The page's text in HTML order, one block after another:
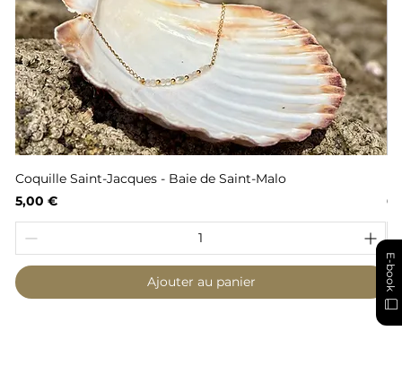
Coquille Saint-Jacques - Baie de Saint-Malo
Prix
5,00 €
Ajouter au panier E-book